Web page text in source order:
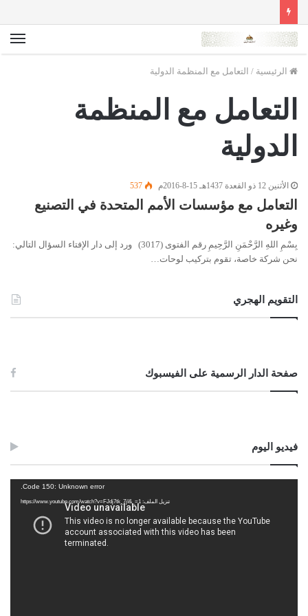
الرئيسية / التعامل مع المنظمة الدولية
التعامل مع المنظمة
الدولية
الأثنين 12 ذو القعدة 1437هـ 15-8-2016م 537
التعامل مع مؤسسات الأمم المتحدة في التصنيع
وغيره
بِسْمِ اللهِ الرَّحْمَنِ الرَّحِيمِ رقم الفتوى (3017) ورد إلى دار الإفتاء السؤال التالي:
نحن شركة خاصة، تقوم بتركيب لوحات…
التقويم الهجري
صفحة الدار الرسمية على الفيسبوك
فيديو اليوم
Code 150: Unknown error.
تنزيل الملف: https://www.youtube.com/watch?v=FJdj7tk_7jI&_=1